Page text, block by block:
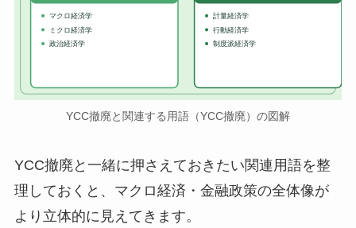
マクロ経済学
ミクロ経済学
政治経済学
計量経済学
行動経済学
制度派経済学
YCC撤廃と関連する用語（YCC撤廃）の図解
YCC撤廃と一緒に押さえておきたい関連用語を整
理しておくと、マクロ経済・金融政策の全体像が
より立体的に見えてきます。